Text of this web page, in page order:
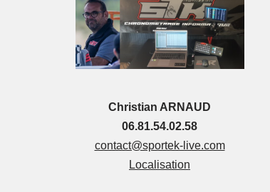
Christian ARNAUD
06.81.54.02.58
contact@sportek-live.com
Localisation